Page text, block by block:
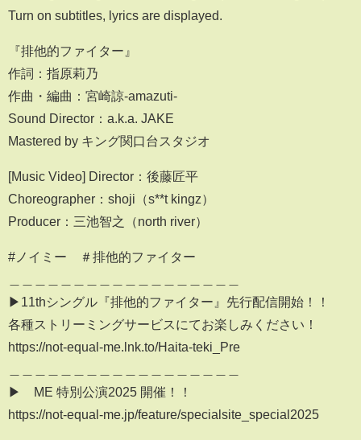
Turn on subtitles, lyrics are displayed.
『排他的ファイター』
作詞：指原莉乃
作曲・編曲：宮崎諒-amazuti-
Sound Director：a.k.a. JAKE
Mastered by キング関口台スタジオ
[Music Video] Director：後藤匠平
Choreographer：shoji（s**t kingz）
Producer：三池智之（north river）
#ノイミー ＃排他的ファイター
▶︎11thシングル『排他的ファイター』先行配信開始！！
各種ストリーミングサービスにてお楽しみください！
https://not-equal-me.lnk.to/Haita-teki_Pre
▶︎≠ME 特別公演2025 開催！！
https://not-equal-me.jp/feature/specialsite_special2025